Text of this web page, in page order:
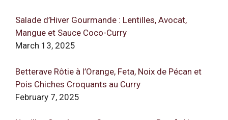
Salade d’Hiver Gourmande : Lentilles, Avocat,
Mangue et Sauce Coco-Curry
March 13, 2025
Betterave Rôtie à l’Orange, Feta, Noix de Pécan et
Pois Chiches Croquants au Curry
February 7, 2025